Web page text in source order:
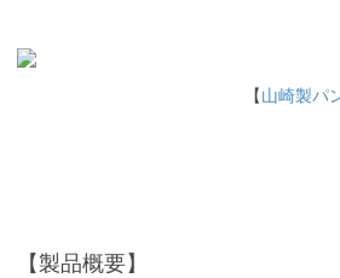
【山崎製パ
【製品概要】